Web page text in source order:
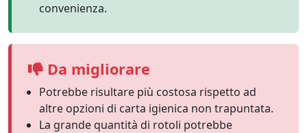
convenienza.
Da migliorare
Potrebbe risultare più costosa rispetto ad
altre opzioni di carta igienica non trapuntata.
La grande quantità di rotoli potrebbe